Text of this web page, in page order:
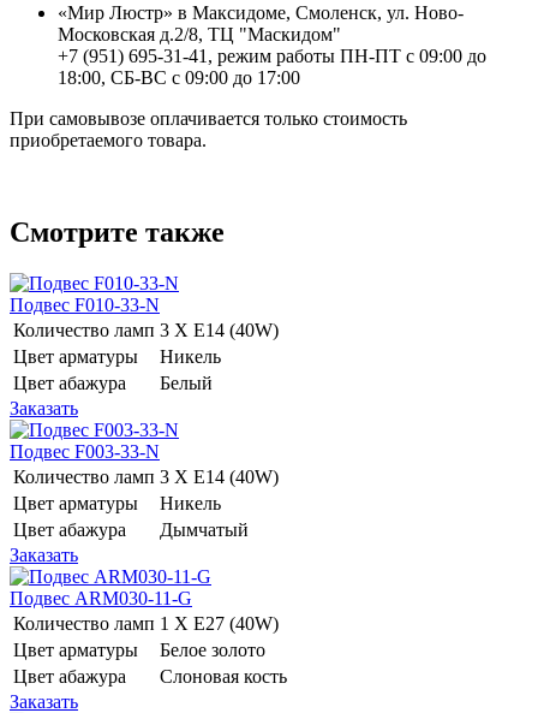
«Мир Люстр» в Максидоме, Смоленск, ул. Ново-
Московская д.2/8, ТЦ "Маскидом"
+7 (951) 695-31-41, режим работы ПН-ПТ с 09:00 до
18:00, СБ-ВС с 09:00 до 17:00
При самовывозе оплачивается только стоимость
приобретаемого товара.
Смотрите также
Подвес F010-33-N
Количество ламп 3 Х E14 (40W)
Цвет арматуры
Никель
Цвет абажура
Белый
Заказать
Подвес F003-33-N
Количество ламп 3 Х E14 (40W)
Цвет арматуры
Никель
Цвет абажура
Дымчатый
Заказать
Подвес ARM030-11-G
Количество ламп 1 Х E27 (40W)
Цвет арматуры
Белое золото
Цвет абажура
Слоновая кость
Заказать